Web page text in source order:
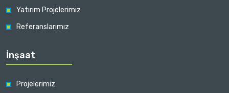
Yatırım Projelerimiz
Referanslarımız
İnşaat
Projelerimiz